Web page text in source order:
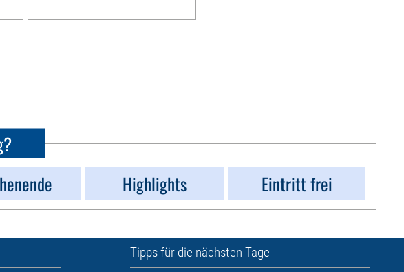
Highlights Eintritt frei
Tipps für die nächsten Tage